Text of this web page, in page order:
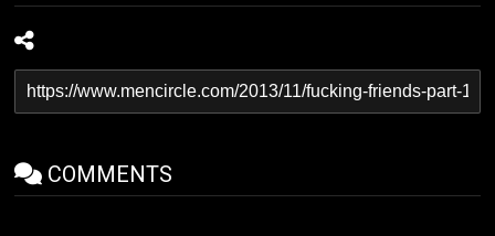
COMMENTS